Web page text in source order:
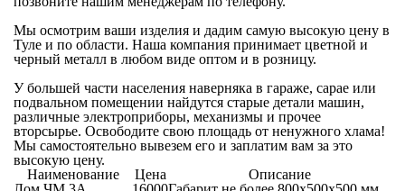
Мы осмотрим ваши изделия и дадим самую высокую цену в
Туле и по области. Наша компания принимает цветной и
черный металл в любом виде оптом и в розницу.
У большей части населения наверняка в гараже, сарае или
подвальном помещении найдутся старые детали машин,
различные электроприборы, механизмы и прочее
вторсырье. Освободите свою площадь от ненужного хлама!
Мы самостоятельно вывезем его и заплатим вам за это
высокую цену.
Наименование
Цена
Описание